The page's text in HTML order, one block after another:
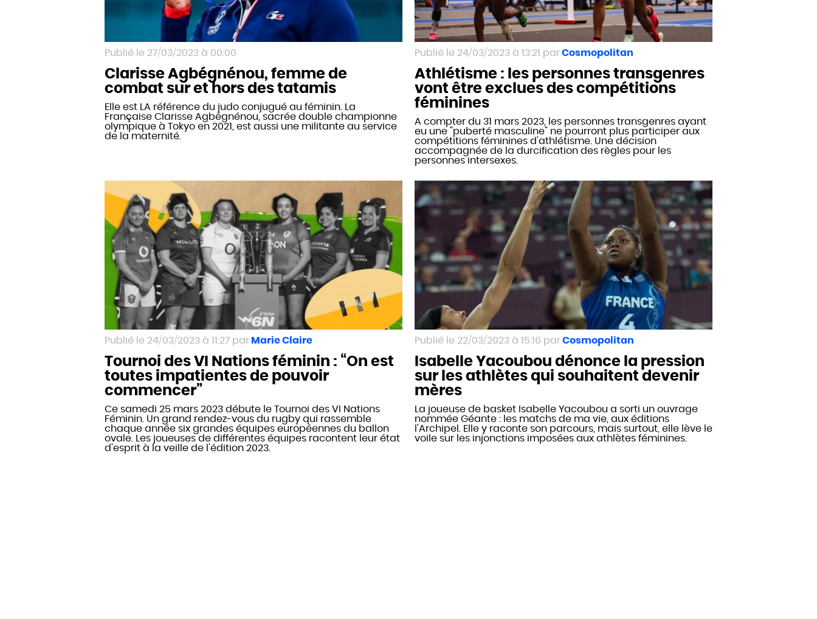
27/03/2023 à 00:00
Clarisse Agbégnénou, femme de
combat sur et hors des tatamis
Elle est LA référence du judo conjugué au féminin. La
Française Clarisse Agbégnénou, sacrée double championne
olympique à Tokyo en 2021, est aussi une militante au service
de la maternité.
24/03/2023 à 13:21 Cosmopolitan
Athlétisme : les personnes transgenres
vont être exclues des compétitions
féminines
A compter du 31 mars 2023, les personnes transgenres ayant
eu une "puberté masculine" ne pourront plus participer aux
compétitions féminines d'athlétisme. Une décision
accompagnée de la durcification des règles pour les
personnes intersexes.
24/03/2023 à 11:27 Marie Claire
Tournoi des VI Nations féminin : “On est
toutes impatientes de pouvoir
commencer”
Ce samedi 25 mars 2023 débute le Tournoi des VI Nations
Féminin. Un grand rendez-vous du rugby qui rassemble
chaque année six grandes équipes européennes du ballon
ovale. Les joueuses de différentes équipes racontent leur état
d'esprit à la veille de l'édition 2023.
22/03/2023 à 15:16 Cosmopolitan
Isabelle Yacoubou dénonce la pression
sur les athlètes qui souhaitent devenir
mères
La joueuse de basket Isabelle Yacoubou a sorti un ouvrage
nommée Géante : les matchs de ma vie, aux éditions
l'Archipel. Elle y raconte son parcours, mais surtout, elle lève le
voile sur les injonctions imposées aux athlètes féminines.